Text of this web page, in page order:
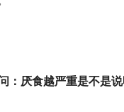
：厌食越严重是不是